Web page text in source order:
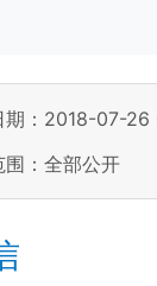
期：2018-07-
围：全部公开